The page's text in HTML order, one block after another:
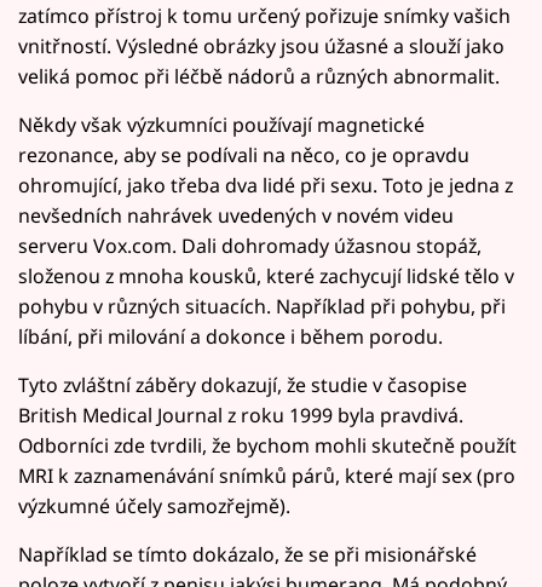
zatímco přístroj k tomu určený pořizuje snímky vašich
vnitřností. Výsledné obrázky jsou úžasné a slouží jako
veliká pomoc při léčbě nádorů a různých abnormalit.
Někdy však výzkumníci používají magnetické
rezonance, aby se podívali na něco, co je opravdu
ohromující, jako třeba dva lidé při sexu. Toto je jedna z
nevšedních nahrávek uvedených v novém videu
serveru Vox.com. Dali dohromady úžasnou stopáž,
složenou z mnoha kousků, které zachycují lidské tělo v
pohybu v různých situacích. Například při pohybu, při
líbání, při milování a dokonce i během porodu.
Tyto zvláštní záběry dokazují, že studie v časopise
British Medical Journal z roku 1999 byla pravdivá.
Odborníci zde tvrdili, že bychom mohli skutečně použít
MRI k zaznamenávání snímků párů, které mají sex (pro
výzkumné účely samozřejmě).
Například se tímto dokázalo, že se při misionářské